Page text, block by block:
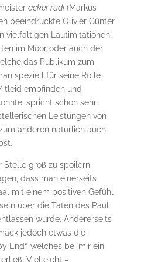
acker rudi(Markus
beeindruckte Olivier Günter
vielfältigen Lautimitationen,
im Moor oder auch der
das Publikum zum
speziell für seine Rolle
empfinden und
spricht schon sehr
Leistungen von
anderen natürlich auch
Stelle groß zu spoilern,
dass man einerseits
mit einem positiven Gefühl
über die Taten des Paul
wurde. Andererseits
jedoch etwas die
End“, welches bei mir ein
Vielleicht –